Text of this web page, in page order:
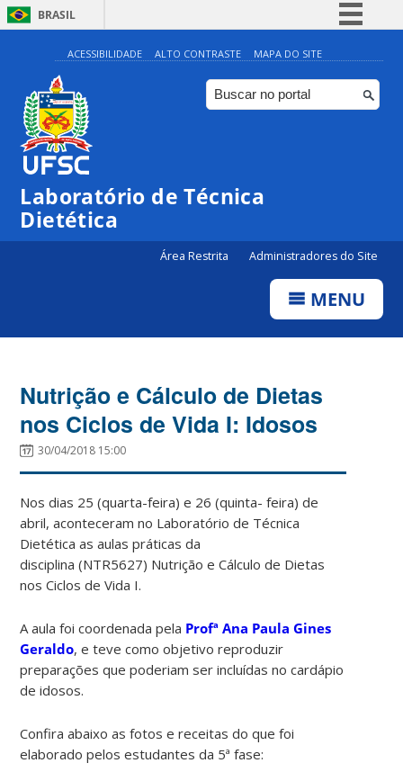
BRASIL
Simplifique!
Comunica BR
Participe
ACESSIBILIDADE ALTO CONTRASTE MAPA DO SITE
Laboratório de Técnica
Dietética
Área Restrita Administradores do Site
MENU
Nutrição e Cálculo de Dietas
nos Ciclos de Vida I: Idosos
30/04/2018 15:00
Nos dias 25 (quarta-feira) e 26 (quinta- feira) de
abril, aconteceram no Laboratório de Técnica
Dietética as aulas práticas da
disciplina (NTR5627) Nutrição e Cálculo de Dietas
nos Ciclos de Vida I.
A aula foi coordenada pela Profª Ana Paula Gines
Geraldo, e teve como objetivo reproduzir
preparações que poderiam ser incluídas no cardápio
de idosos.
Confira abaixo as fotos e receitas do que foi
elaborado pelos estudantes da 5ª fase: